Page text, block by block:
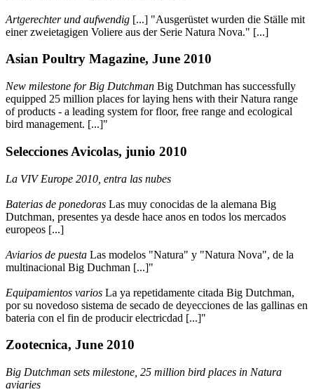
Artgerechter und aufwendig [...] "Ausgerüstet wurden die Ställe mit
einer zweietagigen Voliere aus der Serie Natura Nova." [...]
Asian Poultry Magazine, June 2010
New milestone for Big Dutchman Big Dutchman has successfully
equipped 25 million places for laying hens with their Natura range
of products - a leading system for floor, free range and ecological
bird management. [...]"
Selecciones Avicolas, junio 2010
La VIV Europe 2010, entra las nubes
Baterias de ponedoras Las muy conocidas de la alemana Big
Dutchman, presentes ya desde hace anos en todos los mercados
europeos [...]
Aviarios de puesta Las modelos "Natura" y "Natura Nova", de la
multinacional Big Duchman [...]"
Equipamientos varios La ya repetidamente citada Big Dutchman,
por su novedoso sistema de secado de deyecciones de las gallinas en
bateria con el fin de producir electricdad [...]"
Zootecnica, June 2010
Big Dutchman sets milestone, 25 million bird places in Natura
aviaries